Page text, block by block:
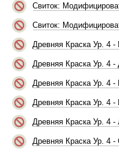
Свиток:
Свиток:
Древняя Краска Ур. 4
Древняя Краска Ур. 4 -
Древняя Краска Ур. 4
Древняя Краска Ур. 4
Древняя Краска Ур. 4 -
Древняя Краска Ур. 4 -